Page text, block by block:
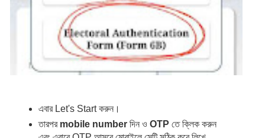
এবার Let's Start করুন।
তারপর mobile number দিন ও OTP তে ক্লিক করুন